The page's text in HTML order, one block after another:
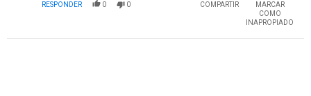
RESPONDER 0 0 COMPARTIR
MARCAR
COMO
INAPROPIADO